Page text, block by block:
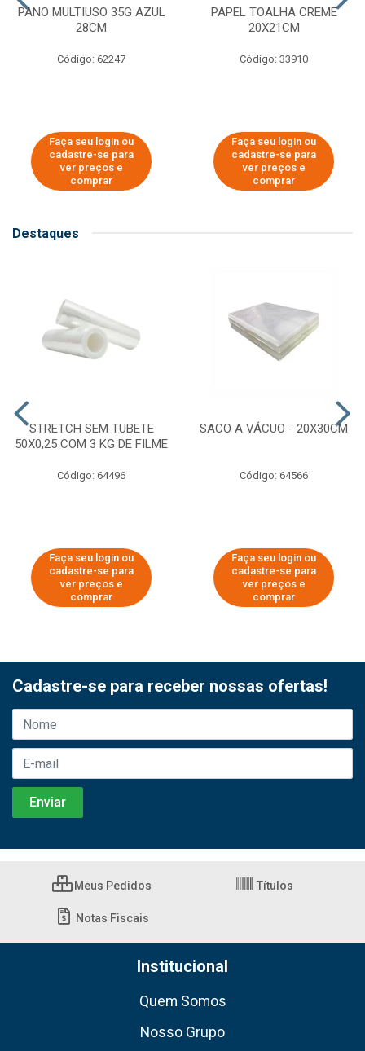
PANO MULTIUSO 35G AZUL
28CM
Código: 62247
Faça seu login ou
cadastre-se para
ver preços e
comprar
PAPEL TOALHA CREME
20X21CM
Código: 33910
Faça seu login ou
cadastre-se para
ver preços e
comprar
Destaques
STRETCH SEM TUBETE
50X0,25 COM 3 KG DE FILME
Código: 64496
Faça seu login ou
cadastre-se para
ver preços e
comprar
SACO A VÁCUO - 20X30CM
Código: 64566
Faça seu login ou
cadastre-se para
ver preços e
comprar
Cadastre-se para receber nossas ofertas!
Meus Pedidos Títulos
Notas Fiscais
Institucional
Quem Somos
Nosso Grupo